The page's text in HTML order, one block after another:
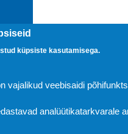
küpsiste kasutamisega.
vajalikud veebisaidi
analüütikatarkvarale